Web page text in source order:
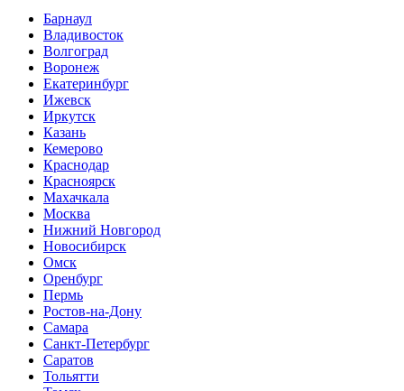
Барнаул
Владивосток
Волгоград
Воронеж
Екатеринбург
Ижевск
Иркутск
Казань
Кемерово
Краснодар
Красноярск
Махачкала
Москва
Нижний Новгород
Новосибирск
Омск
Оренбург
Пермь
Ростов-на-Дону
Самара
Санкт-Петербург
Саратов
Тольятти